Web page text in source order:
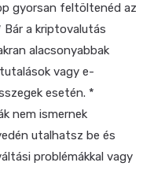
gyorsan feltöltenéd az
Bár a kriptovalutás
alacsonyabbak
vagy e-
esetén. *
nem ismernek
utalhatsz be és
problémákkal vagy